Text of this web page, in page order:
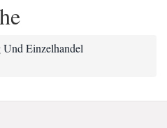
Einzelhandel